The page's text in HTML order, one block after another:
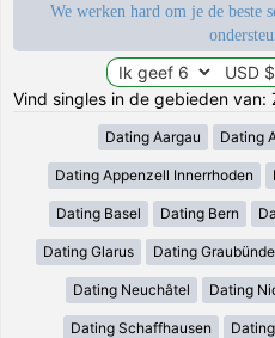
We werken hard om je de beste
Vind singles in de gebieden van:
Dating Aargau Dating
Dating Appenzell Innerrhoden
Dating Basel Dating Bern
Dating Glarus Dating
Dating Neuchâtel Dating
Dating Schaffhausen